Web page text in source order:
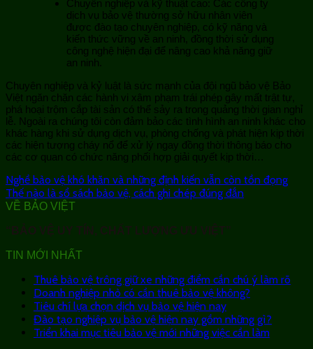
Chuyên nghiệp và kỹ thuật cao: Các công ty
dịch vụ bảo vệ thường sở hữu nhân viên
được đào tạo chuyên nghiệp, có kỹ năng và
kiến thức vững về an ninh, đồng thời sử dụng
công nghệ hiện đại để nâng cao khả năng giữ
an ninh.
Chuyên nghiệp và kỷ luật là sức mạnh của đội ngũ bảo vệ Bảo
Việt ngăn chặn các hành vi xâm phạm trái phép gây mất trật tự,
phá hoại trộm cắp tài sản có thể sảy ra trong quảng thời gian nghỉ
lễ. Ngoài ra chúng tôi còn đảm bảo các tình hình an ninh khác cho
khác hàng khi sử dụng dịch vụ, phòng chống và phát hiện kịp thời
các hiện tượng cháy nổ để xử lý ngay đồng thời thông báo cho
các cơ quan có chức năng phối hợp giải quyết kịp thời…
Nghề bảo vệ khó khăn và những định kiến vẫn còn tồn đọng
Thế nào là sổ sách bảo vệ, cách ghi chép đúng đắn
VỀ BẢO VIỆT
TIN MỚI NHẤT
Thuê bảo vệ trông giữ xe những điểm cần chú ý làm rõ
Doanh nghiệp nhỏ có cần thuê bảo vệ không?
Tiêu chí lựa chọn dịch vụ bảo vệ hiện nay
Đào tạo nghiệp vụ bảo vệ hiện nay gồm những gì?
Triển khai mục tiêu bảo vệ mới những việc cần làm